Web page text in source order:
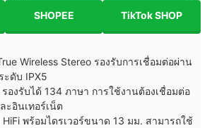
SHOPEE TikTok SHOP
Wireless Stereo รองรับการเชื่อมต่อผ่าน
ะดับ IPX5
องรับได้ 134 ภาษา การใช้งานต้องเชื่อมต่อ
ะอินเทอร์เน็ต
พร้อมไดรเวอร์ขนาด 13 มม. สามารถใช้